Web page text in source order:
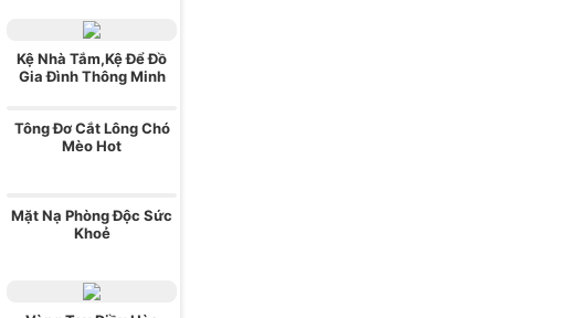
Kệ Nhà Tắm,Kệ Để Đồ
Gia Đình Thông Minh
Tông Đơ Cắt Lông Chó
Mèo Hot
Mặt Nạ Phòng Độc Sức
Khoẻ